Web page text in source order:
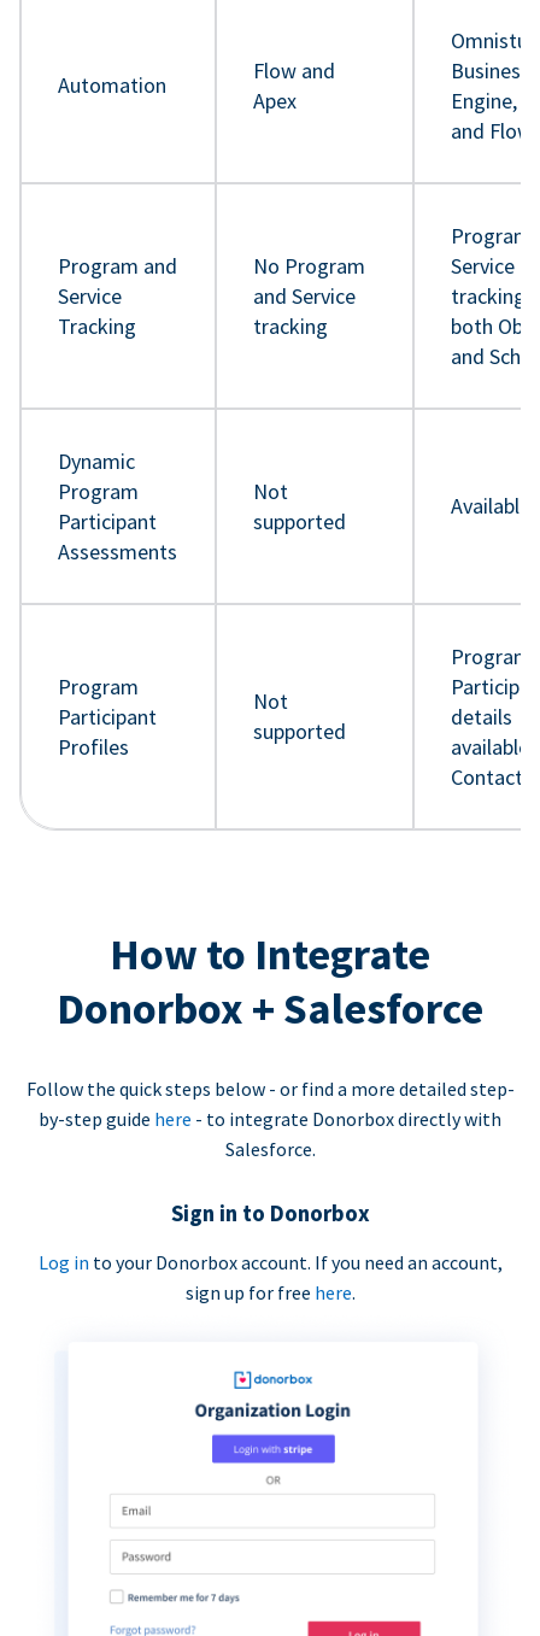
Automation
Flow and
Apex
Business
Engine,
and Flow
Program and
Service
Tracking
No Program
and Service
tracking
Program
Service
tracking
both
and
Dynamic
Program
Participant
Assessments
Not
supported
Available
Program
Participant
Profiles
Not
supported
Program
details
available
Contact
How to Integrate
Donorbox + Salesforce
Follow the quick steps below - or find a more detailed step-
by-step guide here - to integrate Donorbox directly with
Salesforce.
Sign in to Donorbox
Log in to your Donorbox account. If you need an account,
sign up for free here.